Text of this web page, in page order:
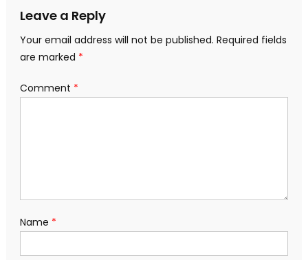
Leave a Reply
Your email address will not be published. Required fields
are marked *
Comment *
Name *